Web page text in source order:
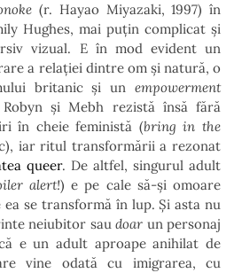
(r. Hayao Miyazaki, 1997) în
Hughes, mai puțin complicat și
vizual. E în mod evident un
a relației dintre om și natură, o
britanic și un empowerment
și Mebh rezistă însă fără
în cheie feministă (bring in the
iar ritul transformării a rezonat
queer. De altfel, singurul adult
alert!) e pe cale să-și omoare
se transformă în lup. Și asta nu
neiubitor saudoar un personaj
e un adult aproape anihilat de
vine odată cu imigrarea, cu